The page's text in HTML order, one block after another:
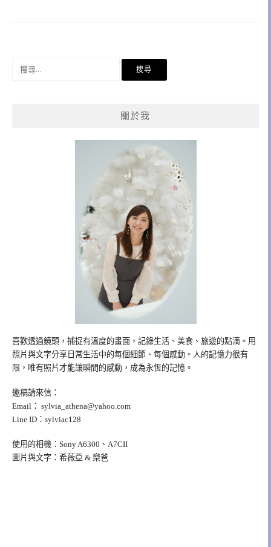
關於我
喜歡透過鏡頭，捕捉有溫度的畫面，記錄生活、美食、旅遊的點滴。用
照片與文字分享日常生活中的每個細節、每個感動。人的記憶力很有
限，唯有照片才能讓瞬間的感動，成為永恆的記憶。
邀稿請來信：
Email： sylvia_athena@yahoo.com
Line ID：sylviac128
使用的相機：Sony A6300、A7CII
圖片與文字：希薇亞 & 樂爸